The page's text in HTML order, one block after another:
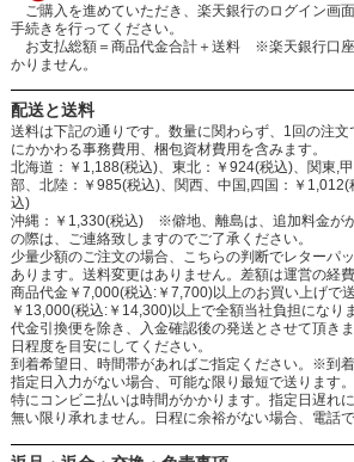
ご購入を進めていただき、楽天銀行のログイン画
手続きを行ってください。
お支払総額＝商品代金合計＋送料 ※楽天銀行口座
かりません。
配送と送料
送料は下記の通りです。数量に関わらず、1回の注
にかかわる事務費用、梱包資材費用を含みます。
北海道：￥1,188(税込)、東北：￥924(税込)、関東,
部、北陸：￥985(税込)、関西、中国,四国：￥
込)
沖縄：￥1,330(税込) ※僻地、離島は、追加料金が
の際は、ご連絡致しますのでご了承ください。
少量少額のご注文の場合、こちらの判断でレターパ
あります。送料変更はありません。差額は運営の経
商品代金￥7,000(税込:￥7,700)以上のお買い上げで
￥13,000(税込:￥14,300)以上で全額当社負担になりま
代金引換便を除き、入金確認後の発送とさせて頂き
日程度を目安にしてください。
到着希望日、時間帯があればご指定ください。※到着
指定日入力がない場合、可能な限り最短で送ります。
特にコンビニ払いは時間がかかります。指定日遅れ
無い限り承れません。日程に余裕がない場合、電話